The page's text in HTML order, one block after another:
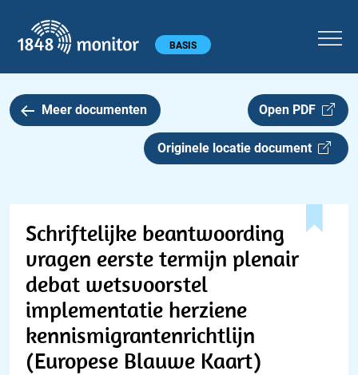
Hoofdmenu BASIS
Meer documenten Open PDF
Originele locatie document
Schriftelijke beantwoording
vragen eerste termijn plenair
debat wetsvoorstel
implementatie herziene
kennismigrantenrichtlijn
(Europese Blauwe Kaart)